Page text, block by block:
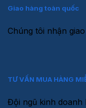
Giao hàng toàn quốc
Chúng tôi nhận
TƯ VẤN MUA HÀNG
Đội ngũ kinh doanh